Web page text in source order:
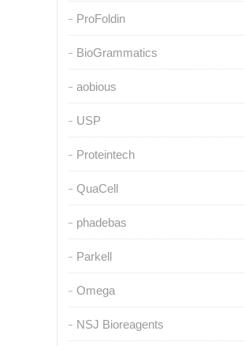
ProFoldin
BioGrammatics
aobious
USP
Proteintech
QuaCell
phadebas
Parkell
Omega
NSJ Bioreagents